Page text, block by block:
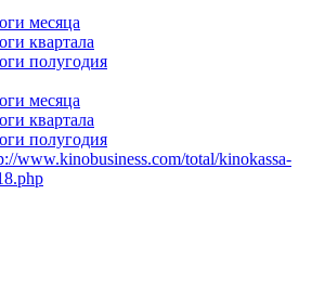
месяца
квартала
полугодия
месяца
квартала
полугодия
www.kinobusiness.com/total/kinokassa-